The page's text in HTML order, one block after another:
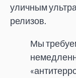
уличным
релизов.
Мы